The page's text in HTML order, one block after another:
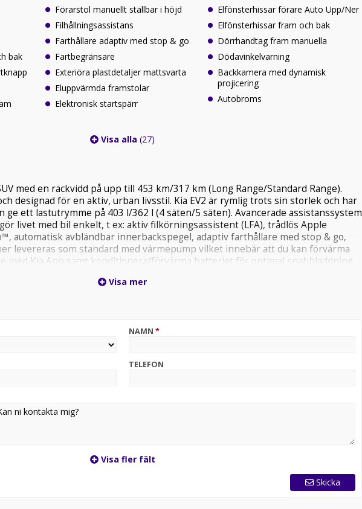
bak
Förarstol manuellt ställbar i höjd
Filhållningsassistans
Farthållare adaptiv med stop & go
Fartbegränsare
Exteriöra plastdetaljer mattsvarta
Eluppvärmda framstolar
Elektronisk startspärr
Elfönsterhissar förare Auto Upp/Ner
Elfönsterhissar fram och bak
Dörrhandtag fram manuella
Dödavinkelvarning
Backkamera med dynamisk
projicering
Autobroms
Visa alla(27)
med en räckvidd på upp till 453 km/317 km (Long Range/Standard Range).
designad för en aktiv, urban livsstil. Kia EV2 är rymlig trots sin storlek och har
ett lastutrymme på 403 l/362 l (4 säten/5 säten). Avancerade assistanssystem
livet med bil enkelt, t ex: aktiv filkörningsassistent (LFA), trådlös Apple
automatisk avbländbar innerbackspegel, adaptiv farthållare med stop & go,
levereras som standard med värmepump vilket innebär att du kan förvärma
med Kia App samt konditionera/förvärma batteriet för optimal snabbladdning.
Visa mer
NAMN *
TELEFON
Visa fler fält
Skicka